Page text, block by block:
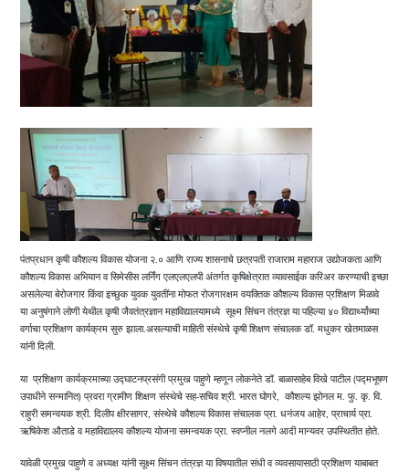
पंतप्रधान कृषी कौशल्य विकास योजना २.० आणि राज्य शासनाचे छत्रपती राजाराम महाराज उद्योजकता आणि
कौशल्य विकास अभियान व सिमेसीस लर्निंग एलएलएलपी अंतर्गत कृषिक्षेत्रात व्यावसाईक करिअर करण्याची इच्छा
असलेल्या बेरोजगार किंवा इच्छुक युवक युवतींना मोफत रोजगारक्षम वयक्तिक कौशल्य विकास प्रशिक्षण मिळावे
या अनुषंगाने लोणी येथील कृषी जैवतंत्रज्ञान महाविद्यालयामध्ये सूक्ष्म सिंचन तंत्रज्ञ या पहिल्या ४० विद्यार्थ्यांच्या
वर्गाचा प्रशिक्षण कार्यक्रम सुरु झाला.असल्याची माहिती संस्थेचे कृषी शिक्षण संचालक डॉ. मधुकर खेतमाळस
यांनी दिली.
या प्रशिक्षण कार्यक्रमाच्या उद्घाटनप्रसंगी प्रमुख पाहुणे म्हणून लोकनेते डॉ. बाळासाहेब विखे पाटील (पद्मभूषण
उपाधीने सन्मानित) प्रवरा ग्रामीण शिक्षण संस्थेचे सह-सचिव श्री. भारत घोगरे, कौशल्य झोनल म. फु. कृ. वि.
राहुरी समन्वयक श्री. दिलीप क्षीरसागर, संस्थेचे कौशल्य विकास संचालक प्रा. धनंजय आहेर, प्राचार्य प्रा.
ऋषिकेश औताडे व महाविद्यालय कौशल्य योजना समन्वयक प्रा. स्वप्नील नलगे आदी मान्यवर उपस्थितीत होते.
यावेळी प्रमुख पाहुणे व अध्यक्ष यांनी सूक्ष्म सिंचन तंत्रज्ञ या विषयातील संधी व व्यवसायासाठी प्रशिक्षण याबाबत